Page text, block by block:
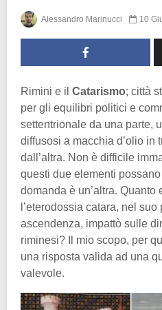
Alessandro Marinucci 10
Rimini e il Catarismo; città
per gli equilibri politici e
settentrionale da una parte,
diffusosi a macchia d’olio in
dall’altra. Non è difficile
questi due elementi
domanda è un’altra. Quanto
l’eterodossia catara, nel
ascendenza, impattò sulle
riminesi? Il mio scopo, per
una risposta valida ad una
valevole.